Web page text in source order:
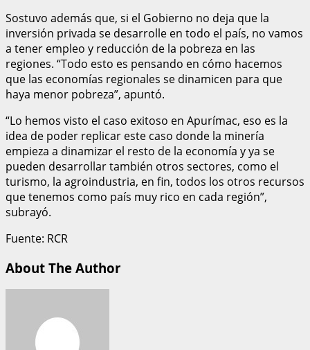
Sostuvo además que, si el Gobierno no deja que la
inversión privada se desarrolle en todo el país, no vamos
a tener empleo y reducción de la pobreza en las
regiones. “Todo esto es pensando en cómo hacemos
que las economías regionales se dinamicen para que
haya menor pobreza”, apuntó.
“Lo hemos visto el caso exitoso en Apurímac, eso es la
idea de poder replicar este caso donde la minería
empieza a dinamizar el resto de la economía y ya se
pueden desarrollar también otros sectores, como el
turismo, la agroindustria, en fin, todos los otros recursos
que tenemos como país muy rico en cada región”,
subrayó.
Fuente: RCR
About The Author